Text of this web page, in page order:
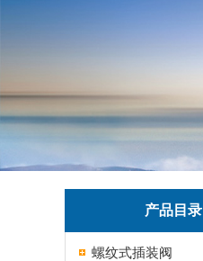
产品目录
螺纹式插装阀